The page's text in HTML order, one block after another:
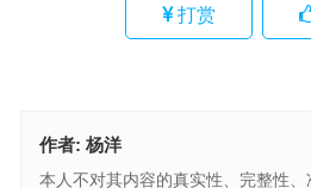
打赏
作者: 杨洋
本人不对其内容的真实性、完整性